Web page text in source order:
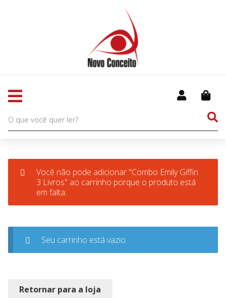
Você não pode adicionar "Combo Emily Giffin
3 Livros" ao carrinho porque o produto está
em falta.
Seu carrinho está vazio.
Retornar para a loja